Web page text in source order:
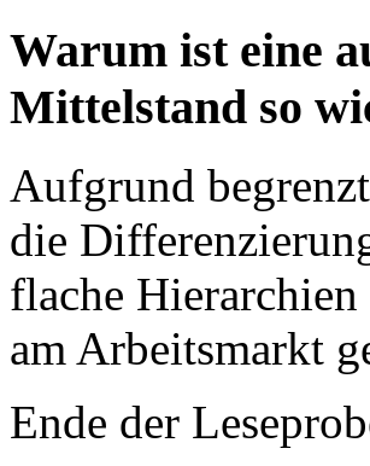
Warum ist eine
Mittelstand so
Aufgrund
die
flache
am Arbeitsmarkt
Ende der